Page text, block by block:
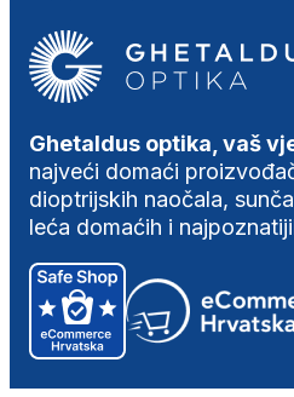
Ghetaldus optika, vaš
najveći domaći
dioptrijskih naočala,
leća domaćih i